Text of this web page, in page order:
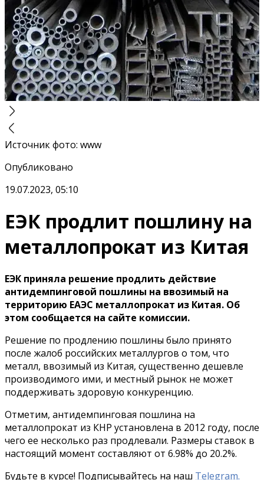
Источник фото: www
Опубликовано
19.07.2023, 05:10
ЕЭК продлит пошлину на
металлопрокат из Китая
ЕЭК приняла решение продлить действие
антидемпинговой пошлины на ввозимый на
территорию ЕАЭС металлопрокат из Китая. Об
этом сообщается на сайте комиссии.
Решение по продлению пошлины было принято
после жалоб российских металлургов о том, что
металл, ввозимый из Китая, существенно дешевле
производимого ими, и местный рынок не может
поддерживать здоровую конкуренцию.
Отметим, антидемпинговая пошлина на
металлопрокат из КНР установлена в 2012 году, после
чего ее несколько раз продлевали. Размеры ставок в
настоящий момент составляют от 6.98% до 20.2%.
Будьте в курсе! Подписывайтесь на наш Telegram.